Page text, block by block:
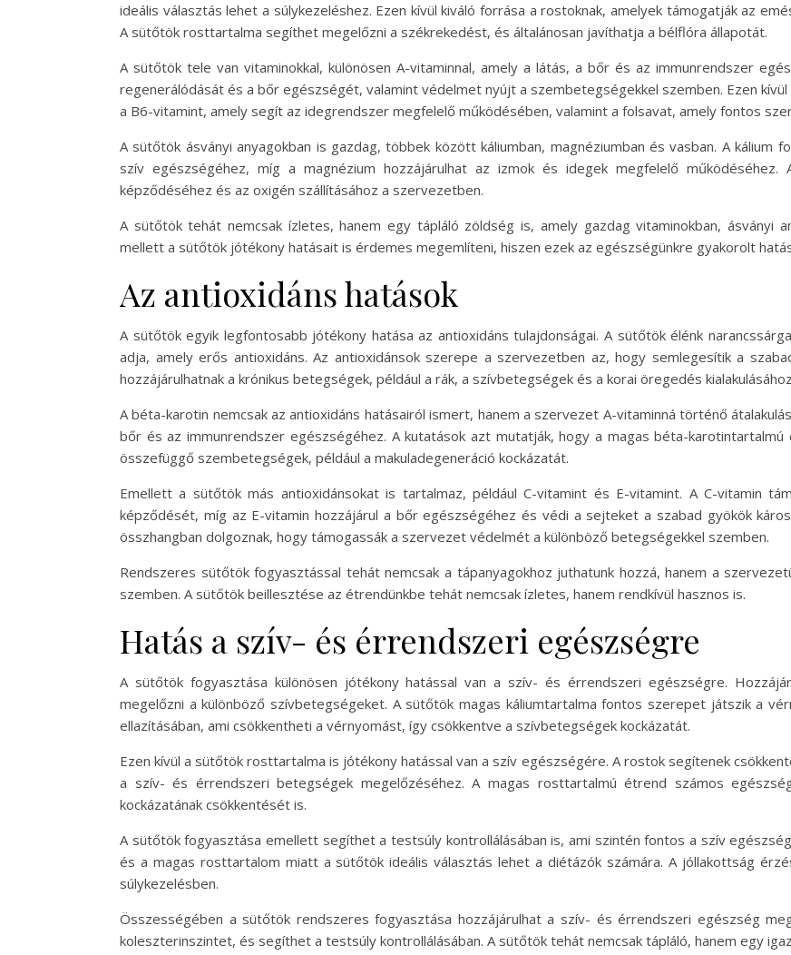
ideális választás lehet a súlykezeléshez. Ezen kívül kiváló forrása a rostoknak, amelyek támogatják az
A sütőtök rosttartalma segíthet megelőzni a székrekedést, és általánosan javíthatja a bélflóra állapotát.
A sütőtök tele van vitaminokkal, különösen A-vitaminnal, amely a látás, a bőr és az immunrendszer
regenerálódását és a bőr egészségét, valamint védelmet nyújt a szembetegségekkel szemben. Ezen
a B6-vitamint, amely segít az idegrendszer megfelelő működésében, valamint a folsavat, amely fontos
A sütőtök ásványi anyagokban is gazdag, többek között káliumban, magnéziumban és vasban. A
szív egészségéhez, míg a magnézium hozzájárulhat az izmok és idegek megfelelő
képződéséhez és az oxigén szállításához a szervezetben.
A sütőtök tehát nemcsak ízletes, hanem egy tápláló zöldség is, amely gazdag vitaminokban, ásványi
mellett a sütőtök jótékony hatásait is érdemes megemlíteni, hiszen ezek az egészségünkre gyakorolt
Az antioxidáns hatások
A sütőtök egyik legfontosabb jótékony hatása az antioxidáns tulajdonságai. A sütőtök élénk
adja, amely erős antioxidáns. Az antioxidánsok szerepe a szervezetben az, hogy semlegesítik a
hozzájárulhatnak a krónikus betegségek, például a rák, a szívbetegségek és a korai öregedés
A béta-karotin nemcsak az antioxidáns hatásairól ismert, hanem a szervezet A-vitaminná történő
bőr és az immunrendszer egészségéhez. A kutatások azt mutatják, hogy a magas béta-
összefüggő szembetegségek, például a makuladegeneráció kockázatát.
Emellett a sütőtök más antioxidánsokat is tartalmaz, például C-vitamint és E-vitamint. A C-vitamin
képződését, míg az E-vitamin hozzájárul a bőr egészségéhez és védi a sejteket a szabad gyökök
összhangban dolgoznak, hogy támogassák a szervezet védelmét a különböző betegségekkel szemben.
Rendszeres sütőtök fogyasztással tehát nemcsak a tápanyagokhoz juthatunk hozzá, hanem a
szemben. A sütőtök beillesztése az étrendünkbe tehát nemcsak ízletes, hanem rendkívül hasznos is.
Hatás a szív- és érrendszeri egészségre
A sütőtök fogyasztása különösen jótékony hatással van a szív- és érrendszeri egészségre.
megelőzni a különböző szívbetegségeket. A sütőtök magas káliumtartalma fontos szerepet játszik a
ellazításában, ami csökkentheti a vérnyomást, így csökkentve a szívbetegségek kockázatát.
Ezen kívül a sütőtök rosttartalma is jótékony hatással van a szív egészségére. A rostok segítenek
a szív- és érrendszeri betegségek megelőzéséhez. A magas rosttartalmú étrend számos
kockázatának csökkentését is.
A sütőtök fogyasztása emellett segíthet a testsúly kontrollálásában is, ami szintén fontos a szív
és a magas rosttartalom miatt a sütőtök ideális választás lehet a diétázók számára. A jóllakottság
súlykezelésben.
Összességében a sütőtök rendszeres fogyasztása hozzájárulhat a szív- és érrendszeri egészség
koleszterinszintet, és segíthet a testsúly kontrollálásában. A sütőtök tehát nemcsak tápláló, hanem egy